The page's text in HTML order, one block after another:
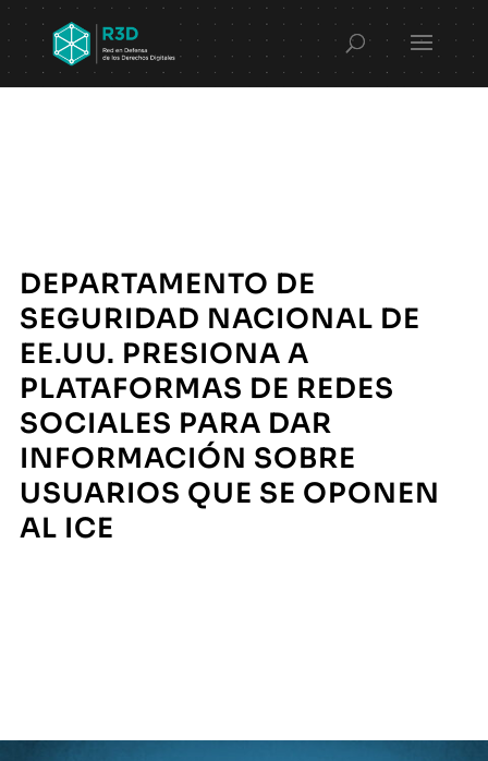
DEPARTAMENTO DE
SEGURIDAD NACIONAL DE
EE.UU. PRESIONA A
PLATAFORMAS DE REDES
SOCIALES PARA DAR
INFORMACIÓN SOBRE
USUARIOS QUE SE OPONEN
AL ICE